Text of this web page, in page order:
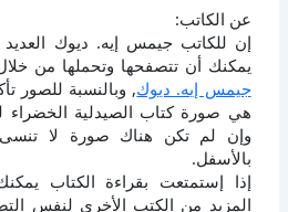
عن الكاتب:
إن للكاتب جيمس إيه. ديوك
يمكنك أن تتصفحها وتحملها من
جيمس إيه. ديوك, وبالنسبة للصور
هي صورة كتاب الصيدلية الخضراء
وإن لم تكن هناك صورة لا
بالأسفل.
إذا إستمتعت بقراءة الكتاب
المزيد من الكتب الأخرى لنفس